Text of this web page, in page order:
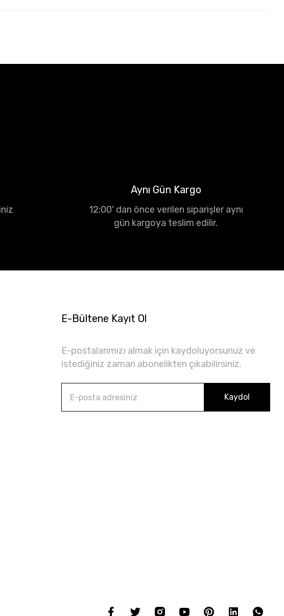
Aynı Gün Kargo
12:00' dan önce verilen siparişler aynı
gün kargoya teslim edilir.
E-Bültene Kayıt Ol
E-postalarımızı almak için kaydoluyorsunuz ve
istediğiniz zaman abonelikten çıkabilirsiniz.
Kaydol